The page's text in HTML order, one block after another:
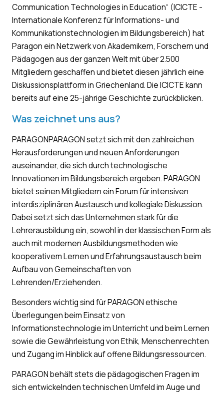
Communication Technologies in Education“ (ICICTE -
Internationale Konferenz für Informations- und
Kommunikationstechnologien im Bildungsbereich) hat
Paragon ein Netzwerk von Akademikern, Forschern und
Pädagogen aus der ganzen Welt mit über 2.500
Mitgliedern geschaffen und bietet diesen jährlich eine
Diskussionsplattform in Griechenland. Die ICICTE kann
bereits auf eine 25-jährige Geschichte zurückblicken.
Was zeichnet uns aus?
PARAGONPARAGON setzt sich mit den zahlreichen
Herausforderungen und neuen Anforderungen
auseinander, die sich durch technologische
Innovationen im Bildungsbereich ergeben. PARAGON
bietet seinen Mitgliedern ein Forum für intensiven
interdisziplinären Austausch und kollegiale Diskussion.
Dabei setzt sich das Unternehmen stark für die
Lehrerausbildung ein, sowohl in der klassischen Form als
auch mit modernen Ausbildungsmethoden wie
kooperativem Lernen und Erfahrungsaustausch beim
Aufbau von Gemeinschaften von
Lehrenden/Erziehenden.
Besonders wichtig sind für PARAGON ethische
Überlegungen beim Einsatz von
Informationstechnologie im Unterricht und beim Lernen
sowie die Gewährleistung von Ethik, Menschenrechten
und Zugang im Hinblick auf offene Bildungsressourcen.
PARAGON behält stets die pädagogischen Fragen im
sich entwickelnden technischen Umfeld im Auge und